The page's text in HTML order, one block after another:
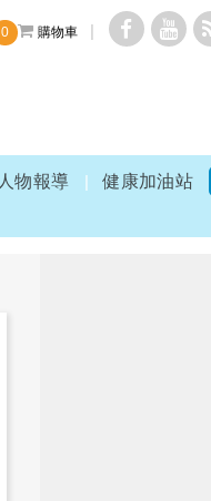
0 購物車
人物報導 健康加油站